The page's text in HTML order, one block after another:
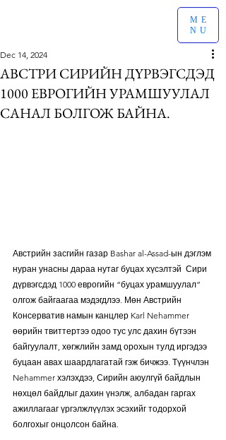
ME
NU
АВСТРИ СИРИЙН ДҮРВЭГСДЭД
1000 ЕВРОГИЙН УРАМШУУЛАЛ
САНАЛ БОЛГОЖ БАЙНА.
Dec 14, 2024
Австрийн засгийн газар Bashar al-Assad-ын дэглэм
нуран унасны дараа нутаг буцах хүсэлтэй  Сири
дүрвэгсдэд 1000 еврогийн “буцах урамшуулал”
олгож байгаагаа мэдэгдлээ. Мөн Австрийн
Консерватив намын канцлер Karl Nehammer
өөрийн твиттертээ одоо тус улс дахин бүтээн
байгуулалт, хөгжлийн замд орохын тулд иргэдээ
буцаан авах шаардлагатай гэж бичжээ. Түүнчлэн
Nehammer хэлэхдээ, Сирийн аюулгүй байдлын
нөхцөл байдлыг дахин үнэлж, албадан гаргах
ажиллагааг үргэлжлүүлэх эсэхийг тодорхой
болгохыг онцолсон байна.